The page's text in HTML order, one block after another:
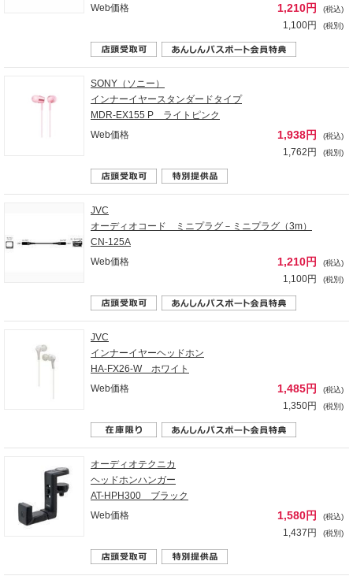
Web価格
1,210円 (税込)
1,100円 (税別)
SONY（ソニー）
インナーイヤースタンダードタイプ
MDR-EX155 P ライトピンク
Web価格
1,938円 (税込)
1,762円 (税別)
JVC
オーディオコード ミニプラグ－ミニプラグ（3m）
CN-125A
Web価格
1,210円 (税込)
1,100円 (税別)
JVC
インナーイヤーヘッドホン
HA-FX26-W ホワイト
Web価格
1,485円 (税込)
1,350円 (税別)
オーディオテクニカ
ヘッドホンハンガー
AT-HPH300 ブラック
Web価格
1,580円 (税込)
1,437円 (税別)